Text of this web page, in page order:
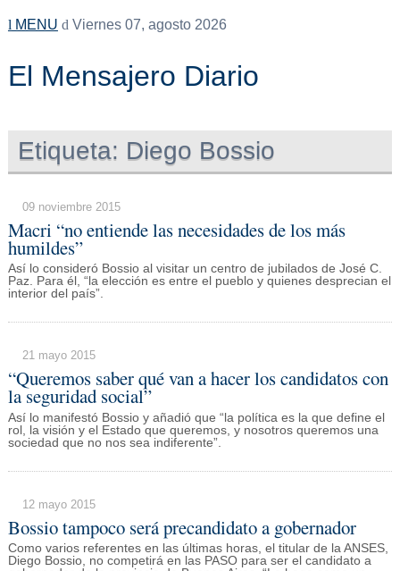
MENU Viernes 07, agosto 2026
El Mensajero Diario
Etiqueta: Diego Bossio
09 noviembre 2015
Macri “no entiende las necesidades de los más
humildes”
Así lo consideró Bossio al visitar un centro de jubilados de José C.
Paz. Para él, “la elección es entre el pueblo y quienes desprecian el
interior del país”.
21 mayo 2015
“Queremos saber qué van a hacer los candidatos con
la seguridad social”
Así lo manifestó Bossio y añadió que “la política es la que define el
rol, la visión y el Estado que queremos, y nosotros queremos una
sociedad que no nos sea indiferente”.
12 mayo 2015
Bossio tampoco será precandidato a gobernador
Como varios referentes en las últimas horas, el titular de la ANSES,
Diego Bossio, no competirá en las PASO para ser el candidato a